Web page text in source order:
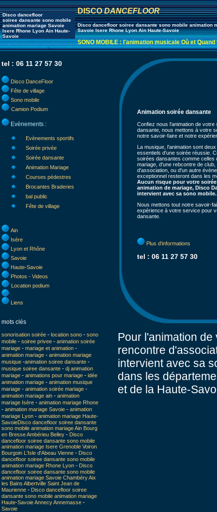
Disco dancefloor
soiree dansante sono mobile
animation mariage Savoie
Isere Rhone Lyon Ain Haute-
Savoie
DISCODANCEFLOOR
Disco dancefloor soiree dansante sono mobile animation
Savoie Isere Rhone Lyon Ain Haute-Savoie
SONO MOBILE : l'animation musicale Où et
tel : 06 11 27 57 30
Disco DanceFloor
Fête de village
Sono mobile
Camion Podium
Evènements :
Evènements sportifs
Soirée privée
Soirée dansante
Animation Mariage
Courses pédestres
Brocantes Braderies
bal public
Fête de village
Ain
Isère
Lyon et Rhône
Savoie
Haute-Savoie
Photos - Videos
Location podium
Liens
mots clés
sonorisation soirée - location sono - sono
mobile - soiree privee - animation soirée
mariage - mariage et animation -
animation mariage - animation mariage
musique -animation soiree dansante -
musique soiree dansante - dj animation
mariage - animations pour mariage - idée
animation mariage - animation musique
mariage - animation soirée mariage -
animation mariage ain - animation
mariage Isère - animation mariage Rhone
- animation mariage Savoie - animation
mariage Lyon - animation mariage Haute-
SavoieDisco dancefloor soiree dansante
sono mobile animation mariage Ain Bourg
en Bresse Ambérieu Belley - Disco
dancefloor soiree dansante sono mobile
animation mariage Isere Grenoble Voiron
Bourgoin L'Isle d'Abeau Vienne - Disco
dancefloor soiree dansante sono mobile
animation mariage Rhone Lyon - Disco
dancefloor soiree dansante sono mobile
animation mariage Savoie Chambéry Aix
les Bains Albertville Saint Jean de
Maurienne - Disco dancefloor soiree
dansante sono mobile animation mariage
Haute-Savoie Annecy Annemasse -
Savoie
Animation soirée dansante
Confiez nous l'animation de votre
dansante, nous mettons à votre
notre savoir-faire et notre
La musique, l'animation sont
essentiels d’une soirée réussie.
soirées dansantes comme celles
mariage, d'une rebcontre de club,
d'association, ou d'un autre
exceptionnel resteront dans les
Aucun risque pour votre
animation de mariage, Disco
intervient avec sa sono mobile.
Nous mettons tout notre savoir-
expérience à votre service pour
dansante.
Plus d'informations
tel : 06 11 27 57 30
Pour l'animation
rencontre
intervient avec sa
dans les
et de la Haute-